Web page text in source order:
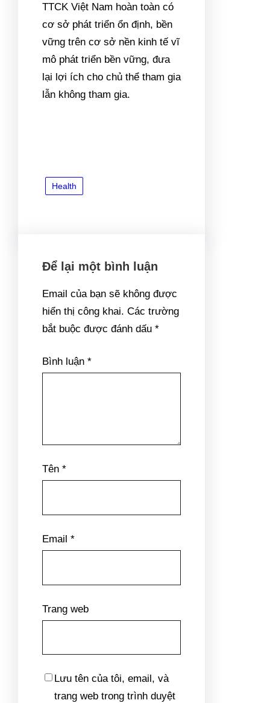
TTCK Việt Nam hoàn toàn có
cơ sở phát triển ổn định, bền
vững trên cơ sở nền kinh tế vĩ
mô phát triển bền vững, đưa
lại lợi ích cho chủ thể tham gia
lẫn không tham gia.
Health
Để lại một bình luận
Email của bạn sẽ không được
hiển thị công khai. Các trường
bắt buộc được đánh dấu *
Bình luận *
Tên *
Email *
Trang web
Lưu tên của tôi, email, và
trang web trong trình duyệt